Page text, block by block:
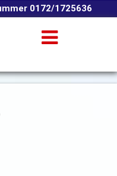
0172/1725636